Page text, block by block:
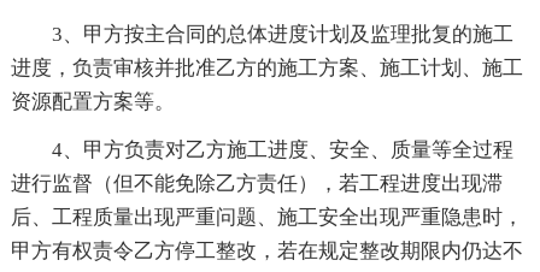
3、甲方按主合同的总体进度计划及监理批复的施工
进度，负责审核并批准乙方的施工方案、施工计划、施工
资源配置方案等。
4、甲方负责对乙方施工进度、安全、质量等全过程
进行监督（但不能免除乙方责任），若工程进度出现滞
后、工程质量出现严重问题、施工安全出现严重隐患时，
甲方有权责令乙方停工整改，若在规定整改期限内仍达不